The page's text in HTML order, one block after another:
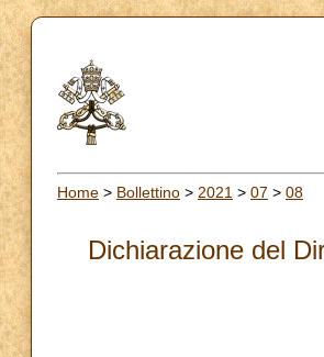
Home > Bollettino > 2021 > 07 > 08
Dichiarazione del